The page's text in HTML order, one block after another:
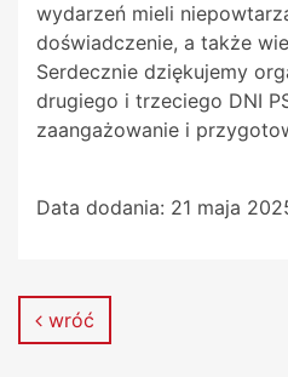
wydarzeń mieli
doświadczenie, a także
Serdecznie dziękujemy
drugiego i trzeciego DNI
zaangażowanie i
Data dodania: 21 maja
wróć